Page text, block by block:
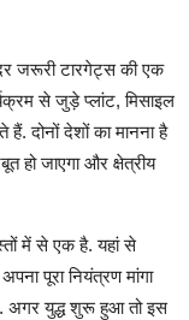
जरूरी टारगेट्स की एक
से जुड़े प्लांट, मिसाइल
दोनों देशों का मानना है
हो जाएगा और क्षेत्रीय
में से एक है. यहां से
पूरा नियंत्रण मांगा
अगर युद्ध शुरू हुआ तो इस